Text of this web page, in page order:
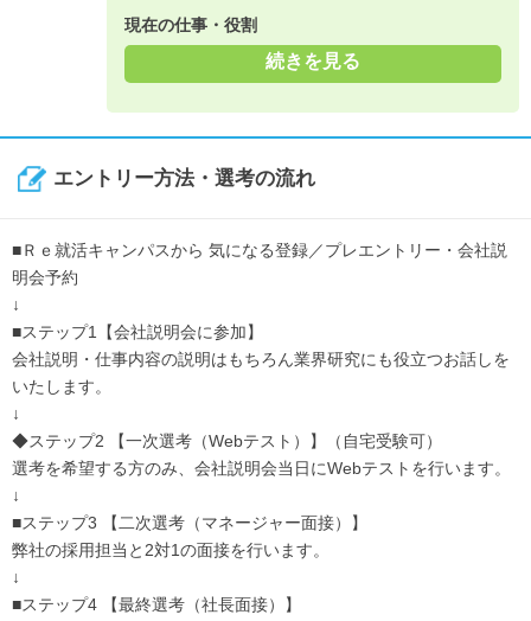
現在の仕事・役割
続きを見る
エントリー方法・選考の流れ
■Ｒｅ就活キャンパスから 気になる登録／プレエントリー・会社説
明会予約
↓
■ステップ1【会社説明会に参加】
会社説明・仕事内容の説明はもちろん業界研究にも役立つお話しを
いたします。
↓
◆ステップ2 【一次選考（Webテスト）】（自宅受験可）
選考を希望する方のみ、会社説明会当日にWebテストを行います。
↓
■ステップ3 【二次選考（マネージャー面接）】
弊社の採用担当と2対1の面接を行います。
↓
■ステップ4 【最終選考（社長面接）】